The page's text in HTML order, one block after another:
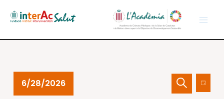
Esdeveniments
Navegació
visualCercade
Dia
6/28/2026